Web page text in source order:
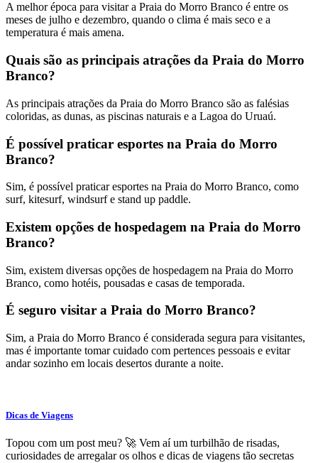
A melhor época para visitar a Praia do Morro Branco é entre os
meses de julho e dezembro, quando o clima é mais seco e a
temperatura é mais amena.
Quais são as principais atrações da Praia do Morro
Branco?
As principais atrações da Praia do Morro Branco são as falésias
coloridas, as dunas, as piscinas naturais e a Lagoa do Uruaú.
É possível praticar esportes na Praia do Morro
Branco?
Sim, é possível praticar esportes na Praia do Morro Branco, como
surf, kitesurf, windsurf e stand up paddle.
Existem opções de hospedagem na Praia do Morro
Branco?
Sim, existem diversas opções de hospedagem na Praia do Morro
Branco, como hotéis, pousadas e casas de temporada.
É seguro visitar a Praia do Morro Branco?
Sim, a Praia do Morro Branco é considerada segura para visitantes,
mas é importante tomar cuidado com pertences pessoais e evitar
andar sozinho em locais desertos durante a noite.
Dicas de Viagens
Topou com um post meu? 🚀 Vem aí um turbilhão de risadas,
curiosidades de arregalar os olhos e dicas de viagens tão secretas